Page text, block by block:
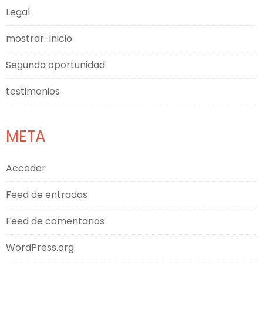
Legal
mostrar-inicio
Segunda oportunidad
testimonios
META
Acceder
Feed de entradas
Feed de comentarios
WordPress.org